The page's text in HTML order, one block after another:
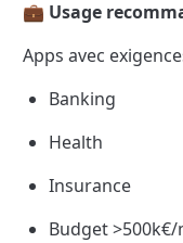
💼 Usage
Apps avec
Banking
Health
Insurance
Budget